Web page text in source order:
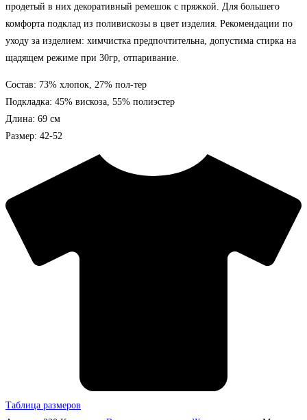
продетый в них декоративный ремешок с пряжкой. Для большего
комфорта подклад из поливискозы в цвет изделия. Рекомендации по
уходу за изделием: химчистка предпочтительна, допустима стирка на
щадящем режиме при 30гр, отпаривание.
Состав: 73% хлопок, 27% пол-тер
Подкладка: 45% вискоза, 55% полиэстер
Длина: 69 см
Размер: 42-52
Таблица размеров